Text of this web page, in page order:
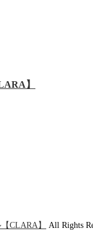
CLARA】
All Rights